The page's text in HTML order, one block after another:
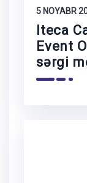
5 NOYABR
Iteca
Event
sərgi